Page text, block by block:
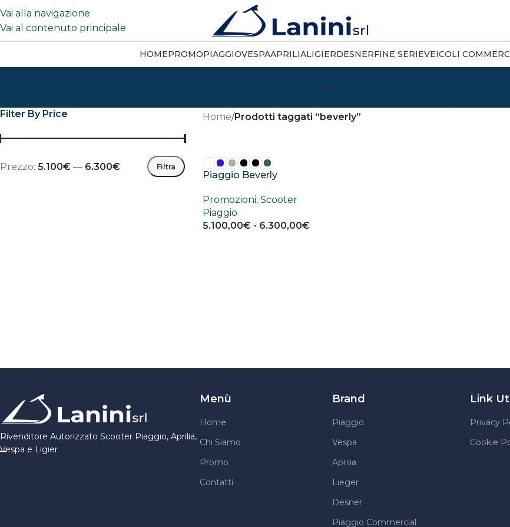
Vai alla navigazione
Vai al contenuto principale
HOMEPROMOPIAGGIOVESPAAPRILIALIGIERDESNERFINE SERIEVEICOLI
Filter By Price
Filtra
Prezzo: 5.100€ — 6.300€
Home/Prodotti taggati “beverly”
Piaggio Beverly
Promozioni, Scooter
Piaggio
5.100,00€ - 6.300,00€
Rivenditore Autorizzato Scooter Piaggio, Aprilia,
Vespa e Ligier
Menù
Home
Chi Siamo
Promo
Contatti
Brand
Piaggio
Vespa
Aprilia
Lieger
Desner
Piaggio Commercial
Link
Privacy
Cookie